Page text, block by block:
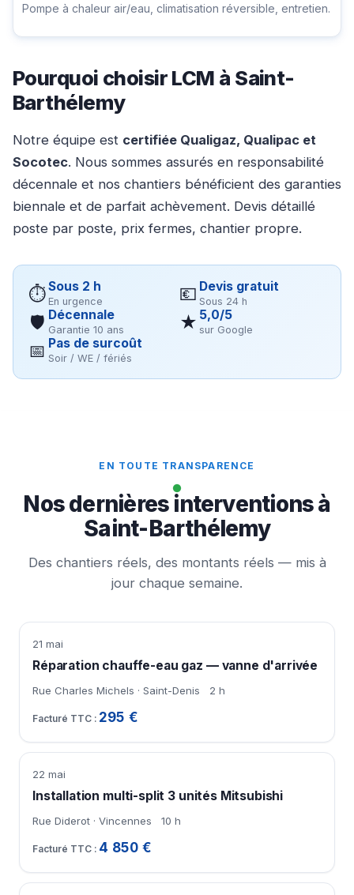
Pompe à chaleur air/eau, climatisation réversible, entretien.
Pourquoi choisir LCM à Saint-
Barthélemy
Notre équipe est certifiée Qualigaz, Qualipac et
Socotec. Nous sommes assurés en responsabilité
décennale et nos chantiers bénéficient des garanties
biennale et de parfait achèvement. Devis détaillé
poste par poste, prix fermes, chantier propre.
⏱Sous 2 h
En urgence 💶 Devis gratuit
Sous 24 h
🛡 Décennale
Garantie 10 ans ★ 5,0/5
sur Google
📅 Pas de surcoût
Soir / WE / fériés
EN TOUTE TRANSPARENCE
Nos dernières interventions à
Saint-Barthélemy
Des chantiers réels, des montants réels — mis à
jour chaque semaine.
21 mai
Réparation chauffe-eau gaz — vanne d'arrivée
Rue Charles Michels · Saint-Denis 2 h
295 €
22 mai
Installation multi-split 3 unités Mitsubishi
Rue Diderot · Vincennes 10 h
4 850 €